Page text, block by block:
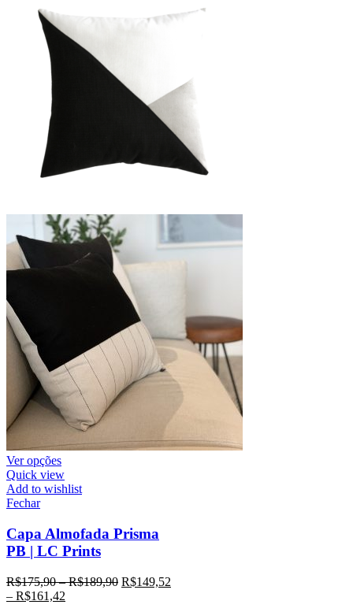
Ver opções
Quick view
Add to wishlist
Fechar
Capa Almofada Prisma
PB | LC Prints
R$175,90–R$189,90 R$149,52
– R$161,42